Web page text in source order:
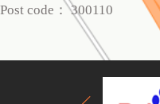
Post code ：300110